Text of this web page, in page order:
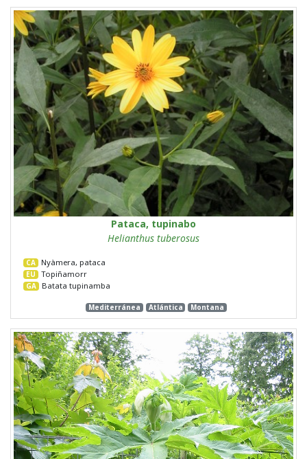
Pataca, tupinabo
Helianthus tuberosus
CA Nyàmera, pataca
EU Topiñamorr
GA Batata tupinamba
Mediterránea Atlántica Montana